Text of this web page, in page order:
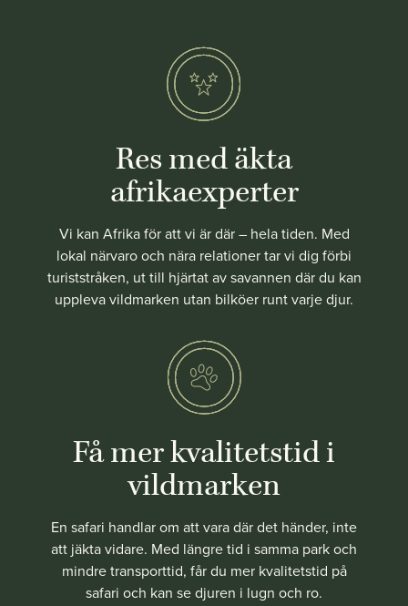
Res med äkta
afrikaexperter
Vi kan Afrika för att vi är där – hela tiden. Med
lokal närvaro och nära relationer tar vi dig förbi
turiststråken, ut till hjärtat av savannen där du kan
uppleva vildmarken utan bilköer runt varje djur.
Få mer kvalitetstid i
vildmarken
En safari handlar om att vara där det händer, inte
att jäkta vidare. Med längre tid i samma park och
mindre transporttid, får du mer kvalitetstid på
safari och kan se djuren i lugn och ro.